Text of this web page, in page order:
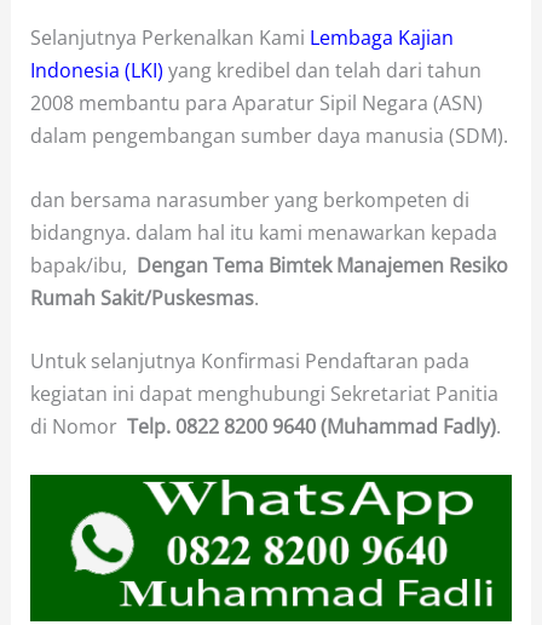
Selanjutnya Perkenalkan Kami Lembaga Kajian
Indonesia (LKI) yang kredibel dan telah dari tahun
2008 membantu para Aparatur Sipil Negara (ASN)
dalam pengembangan sumber daya manusia (SDM).
dan bersama narasumber yang berkompeten di
bidangnya. dalam hal itu kami menawarkan kepada
bapak/ibu, Dengan Tema Bimtek Manajemen Resiko
Rumah Sakit/Puskesmas.
Untuk selanjutnya Konfirmasi Pendaftaran pada
kegiatan ini dapat menghubungi Sekretariat Panitia
di Nomor Telp. 0822 8200 9640 (Muhammad Fadly).